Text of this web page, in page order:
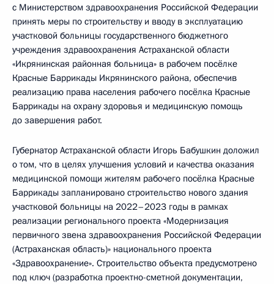
с Министерством здравоохранения Российской Федерации
принять меры по строительству и вводу в эксплуатацию
участковой больницы государственного бюджетного
учреждения здравоохранения Астраханской области
«Икрянинская районная больница» в рабочем посёлке
Красные Баррикады Икрянинского района, обеспечив
реализацию права населения рабочего посёлка Красные
Баррикады на охрану здоровья и медицинскую помощь
до завершения работ.
Губернатор Астраханской области Игорь Бабушкин доложил
о том, что в целях улучшения условий и качества оказания
медицинской помощи жителям рабочего посёлка Красные
Баррикады запланировано строительство нового здания
участковой больницы на 2022–2023 годы в рамках
реализации регионального проекта «Модернизация
первичного звена здравоохранения Российской Федерации
(Астраханская область)» национального проекта
«Здравоохранение». Строительство объекта предусмотрено
под ключ (разработка проектно-сметной документации,